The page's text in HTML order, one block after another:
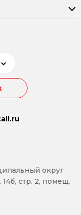
округ
стр. 2, помещ.